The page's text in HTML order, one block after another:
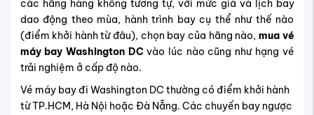
các hãng hàng không tương tự, với mức giá và lịch bay
dao động theo mùa, hành trình bay cụ thể như thế nào
(điểm khởi hành từ đâu), chọn bay của hãng nào, mua vé
máy bay Washington DCvào lúc nào cũng như hạng vé
trải nghiệm ở cấp độ nào.
Vé máy bay đi Washington DC thường có điểm khởi hành
từ TP.HCM, Hà Nội hoặc Đà Nẵng. Các chuyến bay ngược